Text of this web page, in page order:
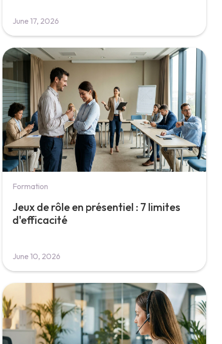
June 17, 2026
Formation
Jeux de rôle en présentiel : 7 limites
d'efficacité
June 10, 2026